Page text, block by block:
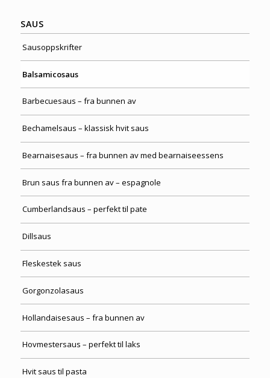
SAUS
Sausoppskrifter
Balsamicosaus
Barbecuesaus – fra bunnen av
Bechamelsaus – klassisk hvit saus
Bearnaisesaus – fra bunnen av med bearnaiseessens
Brun saus fra bunnen av – espagnole
Cumberlandsaus – perfekt til pate
Dillsaus
Fleskestek saus
Gorgonzolasaus
Hollandaisesaus – fra bunnen av
Hovmestersaus – perfekt til laks
Hvit saus til pasta